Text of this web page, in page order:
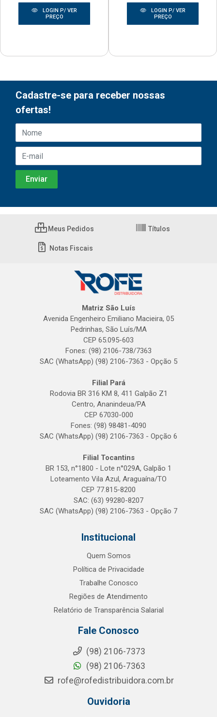
LOGIN P/ VER
PREÇO
LOGIN P/ VER
PREÇO
Cadastre-se para receber nossas
ofertas!
Meus Pedidos Títulos
Notas Fiscais
Matriz São Luís
Avenida Engenheiro Emiliano Macieira, 05
Pedrinhas, São Luís/MA
CEP 65.095-603
Fones: (98) 2106-738/7363
SAC (WhatsApp) (98) 2106-7363 - Opção 5
Filial Pará
Rodovia BR 316 KM 8, 411 Galpão Z1
Centro, Ananindeua/PA
CEP 67030-000
Fones: (98) 98481-4090
SAC (WhatsApp) (98) 2106-7363 - Opção 6
Filial Tocantins
BR 153, n°1800 - Lote n°029A, Galpão 1
Loteamento Vila Azul, Araguaína/TO
CEP 77.815-8200
SAC: (63) 99280-8207
SAC (WhatsApp) (98) 2106-7363 - Opção 7
Institucional
Quem Somos
Política de Privacidade
Trabalhe Conosco
Regiões de Atendimento
Relatório de Transparência Salarial
Fale Conosco
(98) 2106-7373
(98) 2106-7363
rofe@rofedistribuidora.com.br
Ouvidoria